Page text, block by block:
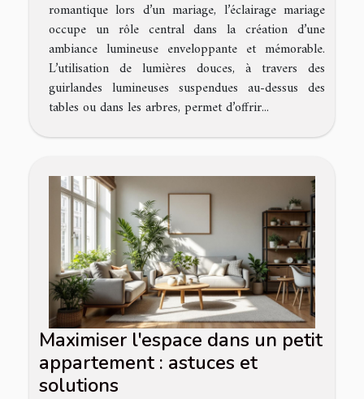
romantique lors d’un mariage, l’éclairage mariage
occupe un rôle central dans la création d’une
ambiance lumineuse enveloppante et mémorable.
L’utilisation de lumières douces, à travers des
guirlandes lumineuses suspendues au-dessus des
tables ou dans les arbres, permet d’offrir...
Maximiser l'espace dans un petit
appartement : astuces et
solutions